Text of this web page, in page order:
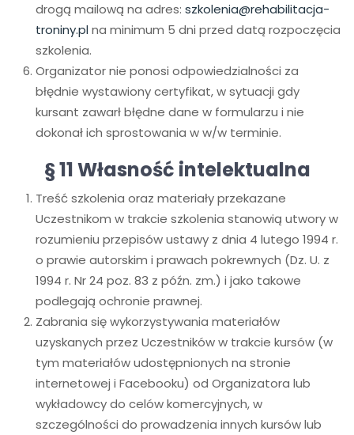
drogą mailową na adres: szkolenia@rehabilitacja-
troniny.plna minimum 5 dni przed datą rozpoczęcia
szkolenia.
Organizator nie ponosi odpowiedzialności za
błędnie wystawiony certyfikat, w sytuacji gdy
kursant zawarł błędne dane w formularzu i nie
dokonał ich sprostowania w w/w terminie.
§ 11 Własność intelektualna
Treść szkolenia oraz materiały przekazane
Uczestnikom w trakcie szkolenia stanowią utwory w
rozumieniu przepisów ustawy z dnia 4 lutego 1994 r.
o prawie autorskim i prawach pokrewnych (Dz. U. z
1994 r. Nr 24 poz. 83 z późn. zm.) i jako takowe
podlegają ochronie prawnej.
Zabrania się wykorzystywania materiałów
uzyskanych przez Uczestników w trakcie kursów (w
tym materiałów udostępnionych na stronie
internetowej i Facebooku) od Organizatora lub
wykładowcy do celów komercyjnych, w
szczególności do prowadzenia innych kursów lub